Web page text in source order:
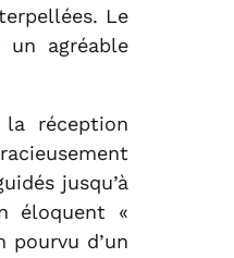
Le
agréable
la réception
jusqu’à
éloquent «
pourvu d’un